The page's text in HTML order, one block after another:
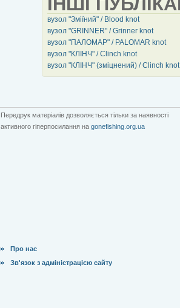
вузол "Зміїний" / Blood knot
вузол "GRINNER" / Grinner knot
вузол "ПАЛОМАР" / PALOMAR knot
вузол "КЛІНЧ" / Clinch knot
вузол "КЛІНЧ" (зміцнений) / Clinch
Передрук матеріалів дозволяється тільки за наявності
активного гіперпосилання на gonefishing.org.ua
Про нас
Зв'язок з адміністрацією сайту